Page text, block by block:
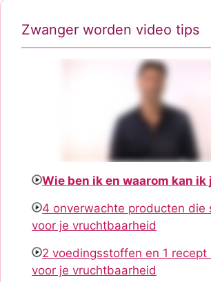
Zwanger worden video tips
Wie ben ik en waarom kan ik
4 onverwachte producten die
voor je vruchtbaarheid
2 voedingsstoffen en 1 recept
voor je vruchtbaarheid